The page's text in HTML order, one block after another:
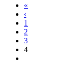
«
‹
1
2
3
4
...